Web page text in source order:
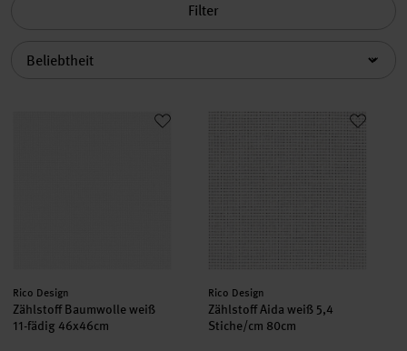
Filter
Zählstoff Baumwolle weiß 11-fädig 46x46cm
Hersteller:
Rico Design
Zählstoff Baumwolle weiß
11-fädig 46x46cm
Zählstoff Aida weiß 5,4 Stiche/
Hersteller:
Rico Design
Zählstoff Aida weiß 5,4
Stiche/cm 80cm